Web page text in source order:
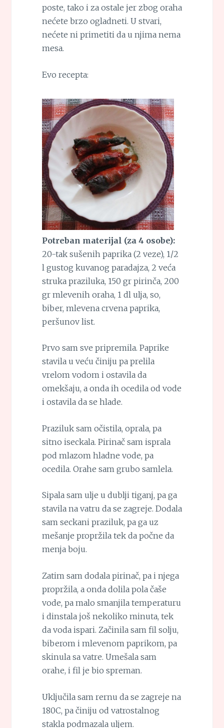
poste, tako i za ostale jer zbog oraha
nećete brzo ogladneti. U stvari,
nećete ni primetiti da u njima nema
mesa.
Evo recepta:
Potreban materijal (za 4 osobe):
20-tak sušenih paprika (2 veze), 1/2
l gustog kuvanog paradajza, 2 veća
struka praziluka, 150 gr pirinča, 200
gr mlevenih oraha, 1 dl ulja, so,
biber, mlevena crvena paprika,
peršunov list.
Prvo sam sve pripremila. Paprike
stavila u veću činiju pa prelila
vrelom vodom i ostavila da
omekšaju, a onda ih ocedila od vode
i ostavila da se hlade.
Praziluk sam očistila, oprala, pa
sitno iseckala. Pirinač sam isprala
pod mlazom hladne vode, pa
ocedila. Orahe sam grubo samlela.
Sipala sam ulje u dublji tiganj, pa ga
stavila na vatru da se zagreje. Dodala
sam seckani praziluk, pa ga uz
mešanje propržila tek da počne da
menja boju.
Zatim sam dodala pirinač, pa i njega
propržila, a onda dolila pola čaše
vode, pa malo smanjila temperaturu
i dinstala još nekoliko minuta, tek
da voda ispari. Začinila sam fil solju,
biberom i mlevenom paprikom, pa
skinula sa vatre. Umešala sam
orahe, i fil je bio spreman.
Uključila sam rernu da se zagreje na
180C, pa činiju od vatrostalnog
stakla podmazala uljem.